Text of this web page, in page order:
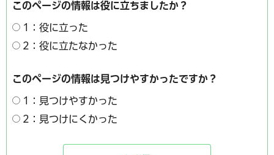
このページの情報は役に立ちましたか？
1：役に立った
2：役に立たなかった
このページの情報は見つけやすかったですか？
1：見つけやすかった
2：見つけにくかった